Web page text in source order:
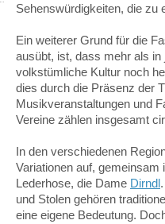
Sehenswürdigkeiten, die zu
Ein weiterer Grund für die
ausübt, ist, dass mehr als in
volkstümliche Kultur noch
dies durch die Präsenz der
Musikveranstaltungen und
Vereine zählen insgesamt
In den verschiedenen
Variationen auf, gemeinsam
Lederhose, die Dame Dirndl
und Stolen gehören
eine eigene Bedeutung.